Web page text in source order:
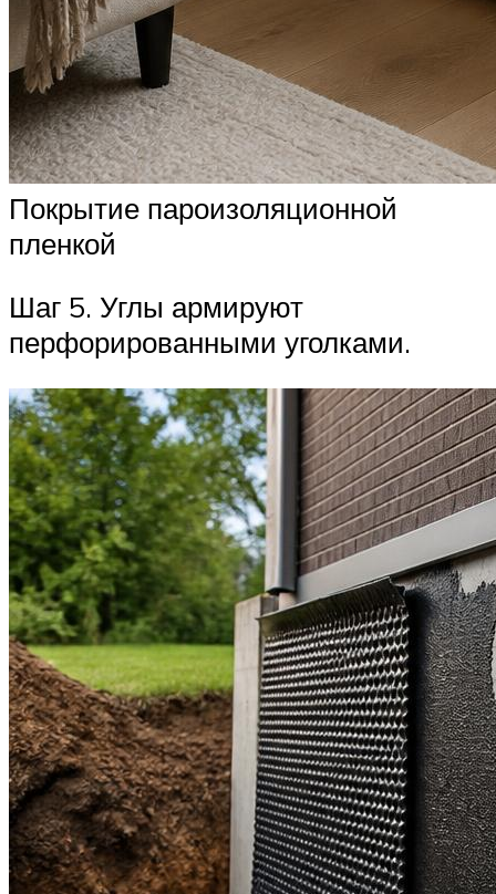
Покрытие пароизоляционной
пленкой
Шаг 5. Углы армируют
перфорированными уголками.